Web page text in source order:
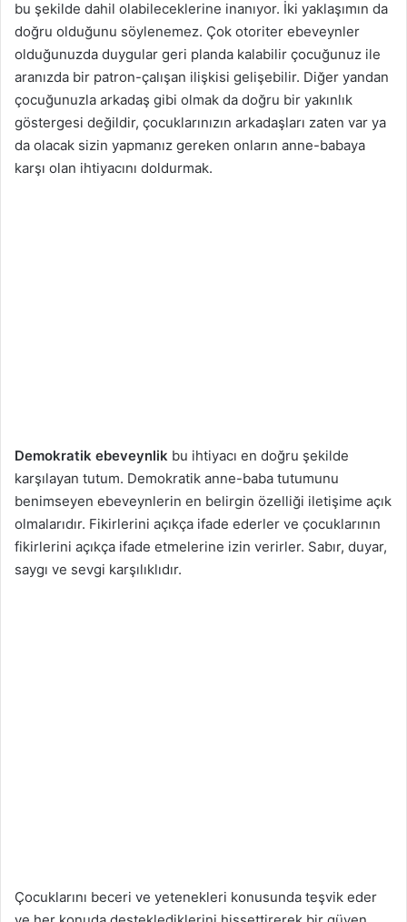
bu şekilde dahil olabileceklerine inanıyor. İki yaklaşımın da
doğru olduğunu söylenemez. Çok otoriter ebeveynler
olduğunuzda duygular geri planda kalabilir çocuğunuz ile
aranızda bir patron-çalışan ilişkisi gelişebilir. Diğer yandan
çocuğunuzla arkadaş gibi olmak da doğru bir yakınlık
göstergesi değildir, çocuklarınızın arkadaşları zaten var ya
da olacak sizin yapmanız gereken onların anne-babaya
karşı olan ihtiyacını doldurmak.
Demokratik ebeveynlik bu ihtiyacı en doğru şekilde
karşılayan tutum. Demokratik anne-baba tutumunu
benimseyen ebeveynlerin en belirgin özelliği iletişime açık
olmalarıdır. Fikirlerini açıkça ifade ederler ve çocuklarının
fikirlerini açıkça ifade etmelerine izin verirler. Sabır, duyar,
saygı ve sevgi karşılıklıdır.
Çocuklarını beceri ve yetenekleri konusunda teşvik eder